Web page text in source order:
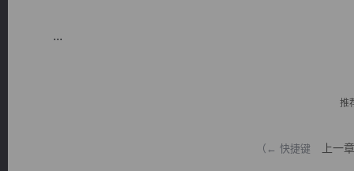
...
推
（← 快捷键 上一章